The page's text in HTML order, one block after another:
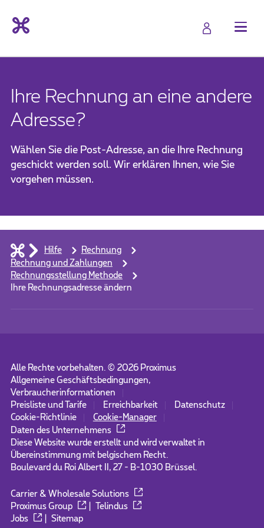
Ihre Rechnung an eine andere
Adresse?
Wählen Sie die Post-Adresse, an die Ihre Rechnung
geschickt werden soll. Wir erklären Ihnen, wie Sie
vorgehen müssen.
Hilfe
Rechnung
Rechnung und Zahlungen
Rechnungsstellung Methode
Ihre Rechnungsadresse ändern
Alle Rechte vorbehalten. © 2026Proximus
Allgemeine Geschäftsbedingungen,
Verbraucherinformationen
Preisliste und Tarife
Erreichbarkeit
Datenschutz
Cookie-Richtlinie
Cookie-Manager
Daten des Unternehmens
Diese Website wurde erstellt und wird verwaltet in
Übereinstimmung mit belgischem Recht.
Boulevard du Roi Albert II, 27 - B-1030 Brüssel.
Carrier & Wholesale Solutions
Proximus Group
Telindus
Jobs
|Sitemap